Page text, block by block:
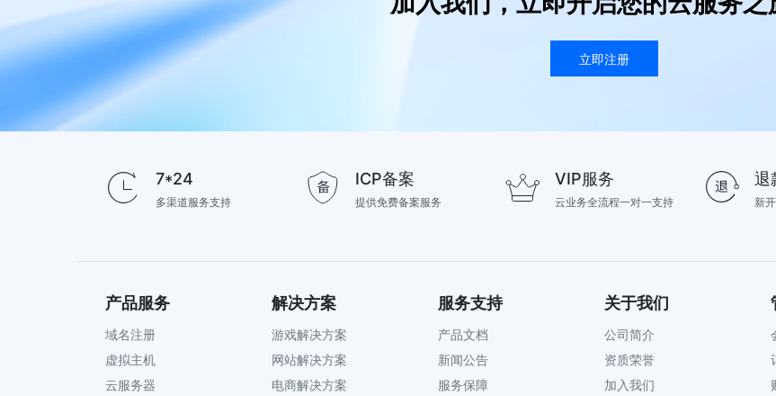
立即注册
7*24
多渠道服务支持
ICP备案
提供免费备案服务
VIP服务
云业务全流程一对一支持
退
新
产品服务
域名注册
虚拟主机
云服务器
解决方案
游戏解决方案
网站解决方案
电商解决方案
服务支持
产品文档
新闻公告
服务保障
关于我们
公司简介
资质荣誉
加入我们